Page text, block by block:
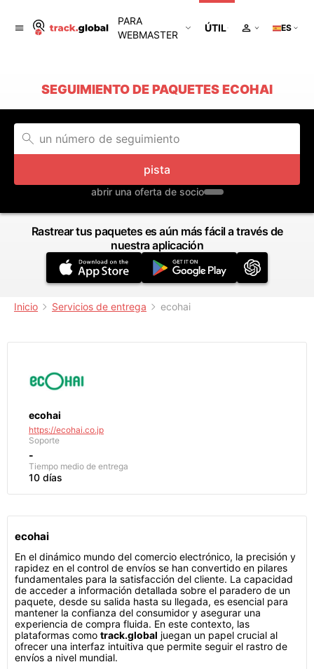
PARA
WEBMASTER
ÚTIL ES
SEGUIMIENTO DE PAQUETES ECOHAI
pista
abrir una oferta de socio
Rastrear tus paquetes es aún más fácil a través de
nuestra aplicación
Inicio Servicios de entrega ecohai
ecohai
https://ecohai.co.jp
Soporte
-
Tiempo medio de entrega
10 días
ecohai
En el dinámico mundo del comercio electrónico, la precisión y
rapidez en el control de envíos se han convertido en pilares
fundamentales para la satisfacción del cliente. La capacidad
de acceder a información detallada sobre el paradero de un
paquete, desde su salida hasta su llegada, es esencial para
mantener la confianza del consumidor y asegurar una
experiencia de compra fluida. En este contexto, las
plataformas como track.global juegan un papel crucial al
ofrecer una interfaz intuitiva que permite seguir el rastro de
envíos a nivel mundial.